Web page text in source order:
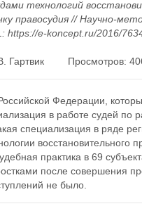
технологий
правосудия // Научно-
https://e-koncept.ru/2016/
Гартвик Просмотров:
Федерации,
в работе судей по
специализация в ряде
практика в 69
после совершения
не было.